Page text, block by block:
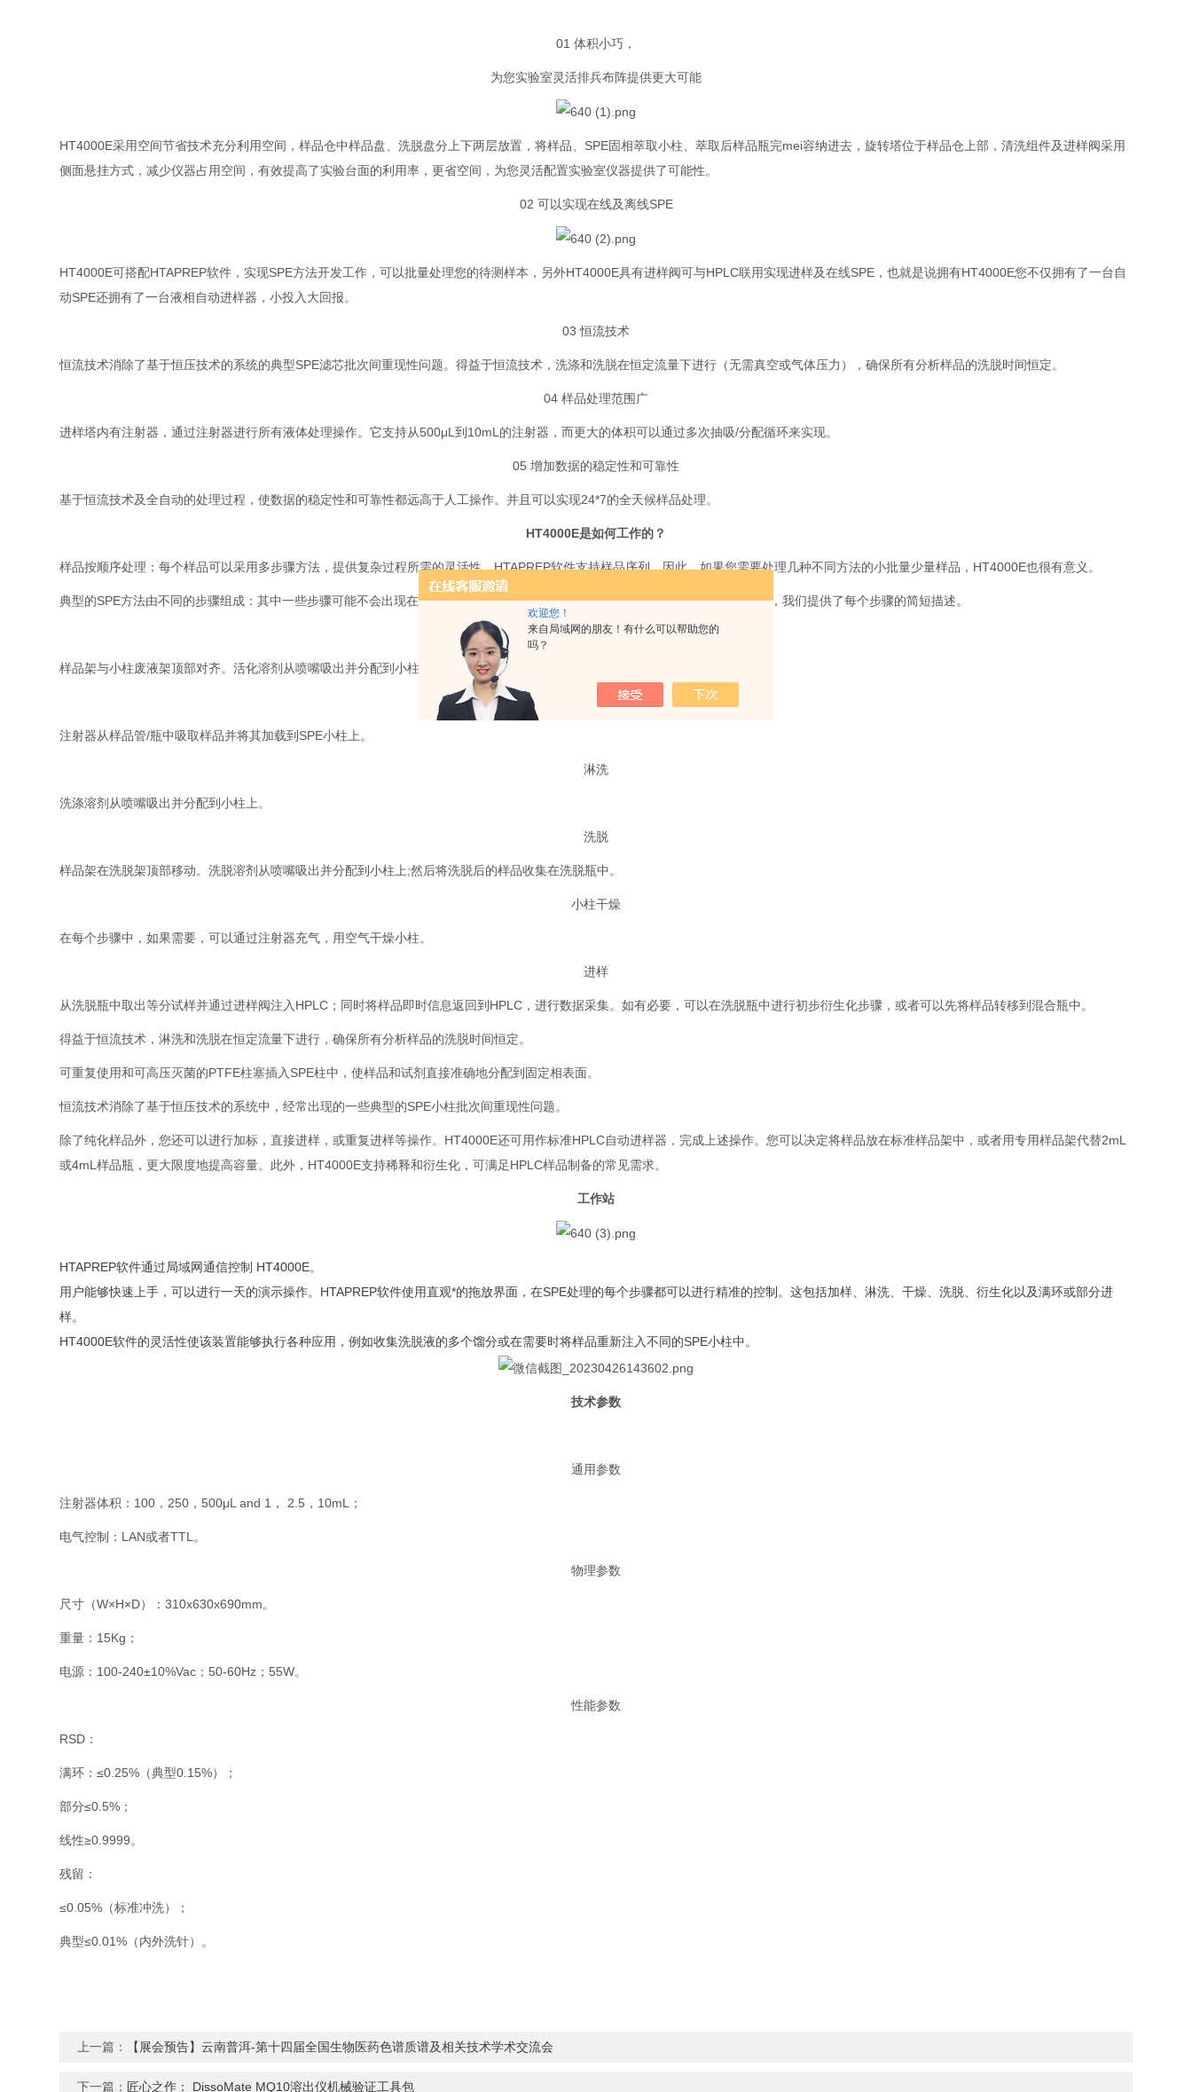
欢迎您！
来自局域网的朋友！有什么可以帮助您的
吗？
01 体积小巧，
为您实验室灵活排兵布阵提供更大可能
HT4000E采用空间节省技术充分利用空间，样品仓中样品盘、洗脱盘分上下两层放置，将样品、SPE固相萃取小柱、萃取后样品瓶完mei容纳进去，旋转塔位于样品仓上部，清洗组件及进样阀采用
侧面悬挂方式，减少仪器占用空间，有效提高了实验台面的利用率，更省空间，为您灵活配置实验室仪器提供了可能性。
02 可以实现在线及离线SPE
HT4000E可搭配HTAPREP软件，实现SPE方法开发工作，可以批量处理您的待测样本，另外HT4000E具有进样阀可与HPLC联用实现进样及在线SPE，也就是说拥有HT4000E您不仅拥有了一台自
动SPE还拥有了一台液相自动进样器，小投入大回报。
03 恒流技术
恒流技术消除了基于恒压技术的系统的典型SPE滤芯批次间重现性问题。得益于恒流技术，洗涤和洗脱在恒定流量下进行（无需真空或气体压力），确保所有分析样品的洗脱时间恒定。
04 样品处理范围广
进样塔内有注射器，通过注射器进行所有液体处理操作。它支持从500μL到10mL的注射器，而更大的体积可以通过多次抽吸/分配循环来实现。
05 增加数据的稳定性和可靠性
基于恒流技术及全自动的处理过程，使数据的稳定性和可靠性都远高于人工操作。并且可以实现24*7的全天候样品处理。
HT4000E是如何工作的？
样品按顺序处理：每个样品可以采用多步骤方法，提供复杂过程所需的灵活性。HTAPREP软件支持样品序列。因此，如果您需要处理几种不同方法的小批量少量样品，HT4000E也很有意义。
典型的SPE方法由不同的步骤组成：其中一些步骤可能不会出现在您的平时的实验室操作中。为了更好地理解HT4000E的工作原理，我们提供了每个步骤的简短描述。
活化
样品架与小柱废液架顶部对齐。活化溶剂从喷嘴吸出并分配到小柱中;如果需要多种溶剂，则对其他溶剂重复任务。
注射器从样品管/瓶中吸取样品并将其加载到SPE小柱上。
淋洗
洗涤溶剂从喷嘴吸出并分配到小柱上。
洗脱
样品架在洗脱架顶部移动。洗脱溶剂从喷嘴吸出并分配到小柱上;然后将洗脱后的样品收集在洗脱瓶中。
小柱干燥
在每个步骤中，如果需要，可以通过注射器充气，用空气干燥小柱。
进样
从洗脱瓶中取出等分试样并通过进样阀注入HPLC；同时将样品即时信息返回到HPLC，进行数据采集。如有必要，可以在洗脱瓶中进行初步衍生化步骤，或者可以先将样品转移到混合瓶中。
得益于恒流技术，淋洗和洗脱在恒定流量下进行，确保所有分析样品的洗脱时间恒定。
可重复使用和可高压灭菌的PTFE柱塞插入SPE柱中，使样品和试剂直接准确地分配到固定相表面。
恒流技术消除了基于恒压技术的系统中，经常出现的一些典型的SPE小柱批次间重现性问题。
除了纯化样品外，您还可以进行加标，直接进样，或重复进样等操作。HT4000E还可用作标准HPLC自动进样器，完成上述操作。您可以决定将样品放在标准样品架中，或者用专用样品架代替2mL
或4mL样品瓶，更大限度地提高容量。此外，HT4000E支持稀释和衍生化，可满足HPLC样品制备的常见需求。
工作站
HTAPREP软件通过局域网通信控制 HT4000E。
用户能够快速上手，可以进行一天的演示操作。HTAPREP软件使用直观*的拖放界面，在SPE处理的每个步骤都可以进行精准的控制。这包括加样、淋洗、干燥、洗脱、衍生化以及满环或部分进
样。
HT4000E软件的灵活性使该装置能够执行各种应用，例如收集洗脱液的多个馏分或在需要时将样品重新注入不同的SPE小柱中。
技术参数
通用参数
注射器体积：100，250，500μL and 1， 2.5，10mL；
电气控制：LAN或者TTL。
物理参数
尺寸（W×H×D）：310x630x690mm。
重量：15Kg；
电源：100-240±10%Vac；50-60Hz；55W。
性能参数
RSD：
满环：≤0.25%（典型0.15%）；
部分≤0.5%；
线性≥0.9999。
残留：
≤0.05%（标准冲洗）；
典型≤0.01%（内外洗针）。
上一篇： 【展会预告】云南普洱-第十四届全国生物医药色谱质谱及相关技术学术交流会
下一篇： 匠心之作： DissoMate MQ10溶出仪机械验证工具包